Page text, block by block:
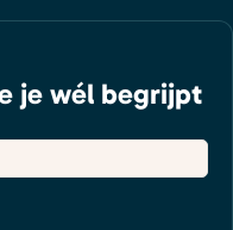
je wél begrijpt